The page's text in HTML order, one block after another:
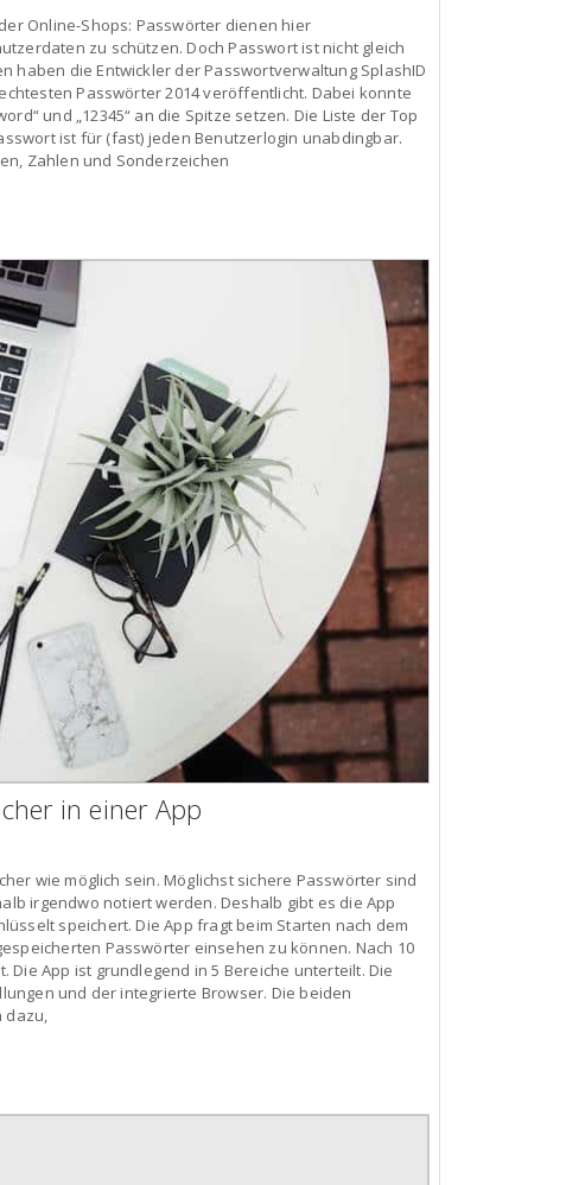
Online-Shops: Passwörter dienen hier
zu schützen. Doch Passwort ist nicht gleich
haben die Entwickler der Passwortverwaltung SplashID
Passwörter 2014 veröffentlicht. Dabei konnte
und „12345“ an die Spitze setzen. Die Liste der Top
ist für (fast) jeden Benutzerlogin unabdingbar.
Zahlen und Sonderzeichen
in einer App
wie möglich sein. Möglichst sichere Passwörter sind
irgendwo notiert werden. Deshalb gibt es die App
speichert. Die App fragt beim Starten nach dem
Passwörter einsehen zu können. Nach 10
App ist grundlegend in 5 Bereiche unterteilt. Die
und der integrierte Browser. Die beiden
dazu,